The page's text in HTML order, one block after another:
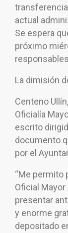
actual
Se espera
próximo
La dimisión
Centeno
Oficialía
escrito
documento
por el
“Me permito
Oficial
presentar
y enorme
depositado